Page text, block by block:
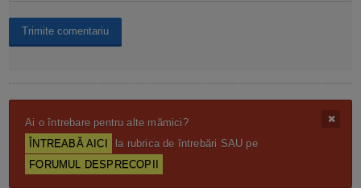
Ai o întrebare pentru alte mămici?
ÎNTREABĂ AICI
la rubrica de întrebări SAU pe
FORUMUL DESPRECOPII